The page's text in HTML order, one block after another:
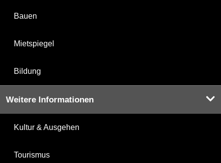
Bauen
Mietspiegel
Bildung
Weitere Informationen
Kultur & Ausgehen
Tourismus